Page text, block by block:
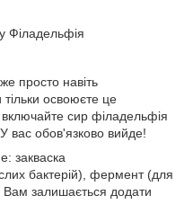
Філадельфія
просто навіть
освоюєте це
сир філадельфія
вас обов'язково вийде!
закваска
бактерій), фермент (для
залишається додати